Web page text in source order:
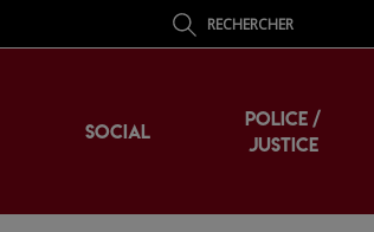
RECHERCHER
SOCIAL
POLICE /
JUSTICE